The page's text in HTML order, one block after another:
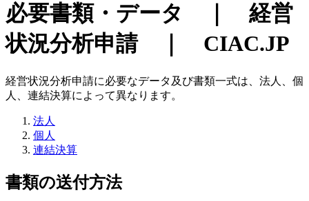
必要書類・データ ｜ 経営
状況分析申請 ｜ CIAC.JP
経営状況分析申請に必要なデータ及び書類一式は、法人、個
人、連結決算によって異なります。
法人
個人
連結決算
書類の送付方法